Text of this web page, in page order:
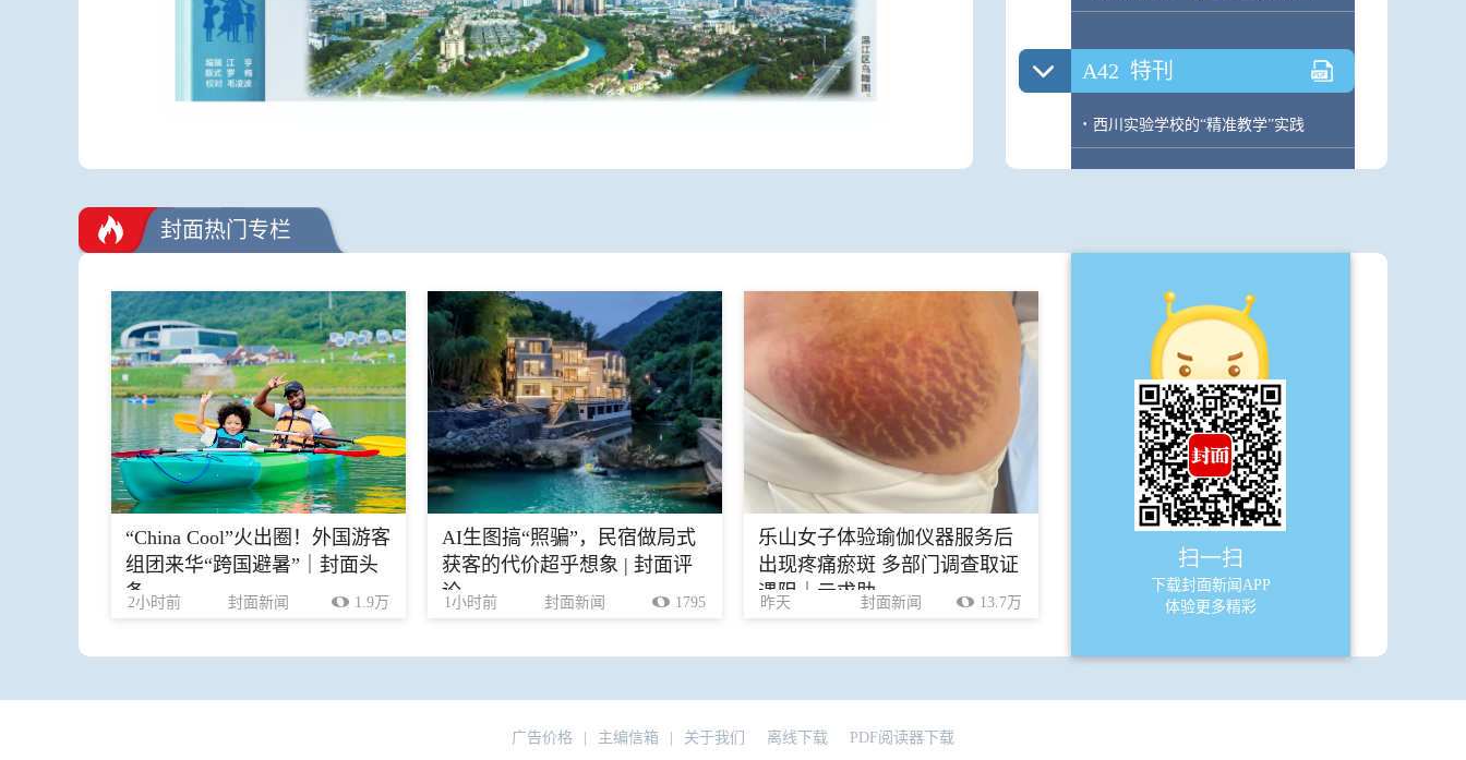
A42 特刊
· 西川实验学校的“精准教学”实践
特刊
站好最后一班岗 让天府七中焕发“二次
特刊
“我想培养一名院士”
A46 特刊
封面热门专栏
“China Cool”火出圈！外国游客
组团来华“跨国避暑”｜封面头
条
2小时前 封面新闻 1.9万
AI生图搞“照骗”，民宿做局式
获客的代价超乎想象 | 封面评
论
1小时前 封面新闻 1795
乐山女子体验瑜伽仪器服务后
出现疼痛瘀斑 多部门调查取证
遇阻｜云求助
昨天 封面新闻 13.7万
扫一扫
下载封面新闻APP
体验更多精彩
广告价格 主编信箱 关于我们 离线下载 PDF阅读器下载